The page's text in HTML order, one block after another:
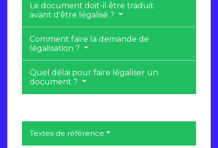
Le document doit-il être traduit
avant d'être légalisé ?
Comment faire la demande de
légalisation ?
Quel délai pour faire légaliser un
document ?
Textes de référence